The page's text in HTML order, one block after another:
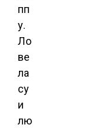
пп
у.
Ло
ве
ла
су
и
лю